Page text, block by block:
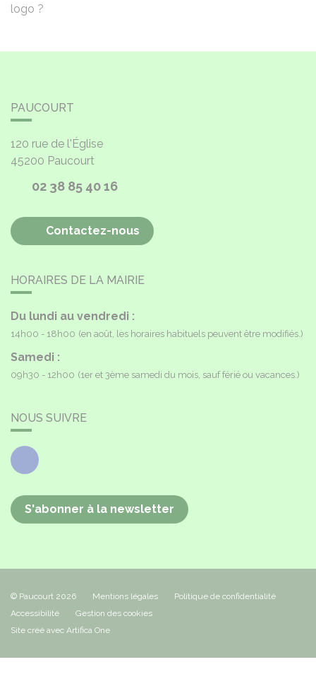
logo ?
PAUCOURT
120 rue de l'Église
45200 Paucourt
02 38 85 40 16
Contactez-nous
HORAIRES DE LA MAIRIE
Du lundi au vendredi :
14h00 - 18h00 (en août, les horaires habituels peuvent être modifiés.)
Samedi :
09h30 - 12h00 (1er et 3ème samedi du mois, sauf férié ou vacances.)
NOUS SUIVRE
Facebook
S'abonner à la newsletter
© Paucourt 2026 Mentions légales
Politique de confidentialité
Accessibilité
Gestion des cookies
Site créé avec Artifica One